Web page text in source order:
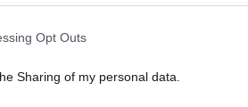
Opt Outs
Sharing of my personal data.